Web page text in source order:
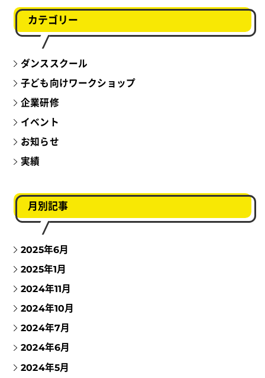
カテゴリー
ダンススクール
子ども向けワークショップ
企業研修
イベント
お知らせ
実績
月別記事
2025年6月
2025年1月
2024年11月
2024年10月
2024年7月
2024年6月
2024年5月